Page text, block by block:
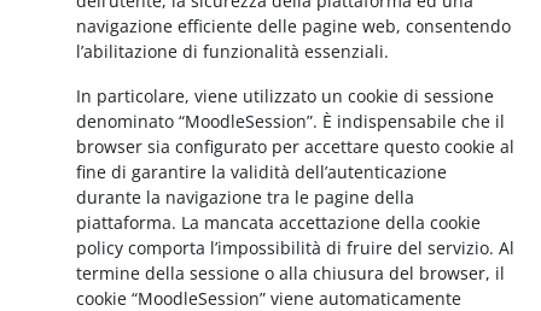
navigazione efficiente delle pagine web, consentendo
l’abilitazione di funzionalità essenziali.
In particolare, viene utilizzato un cookie di sessione
denominato “MoodleSession”. È indispensabile che il
browser sia configurato per accettare questo cookie al
fine di garantire la validità dell’autenticazione
durante la navigazione tra le pagine della
piattaforma. La mancata accettazione della cookie
policy comporta l’impossibilità di fruire del servizio. Al
termine della sessione o alla chiusura del browser, il
cookie “MoodleSession” viene automaticamente